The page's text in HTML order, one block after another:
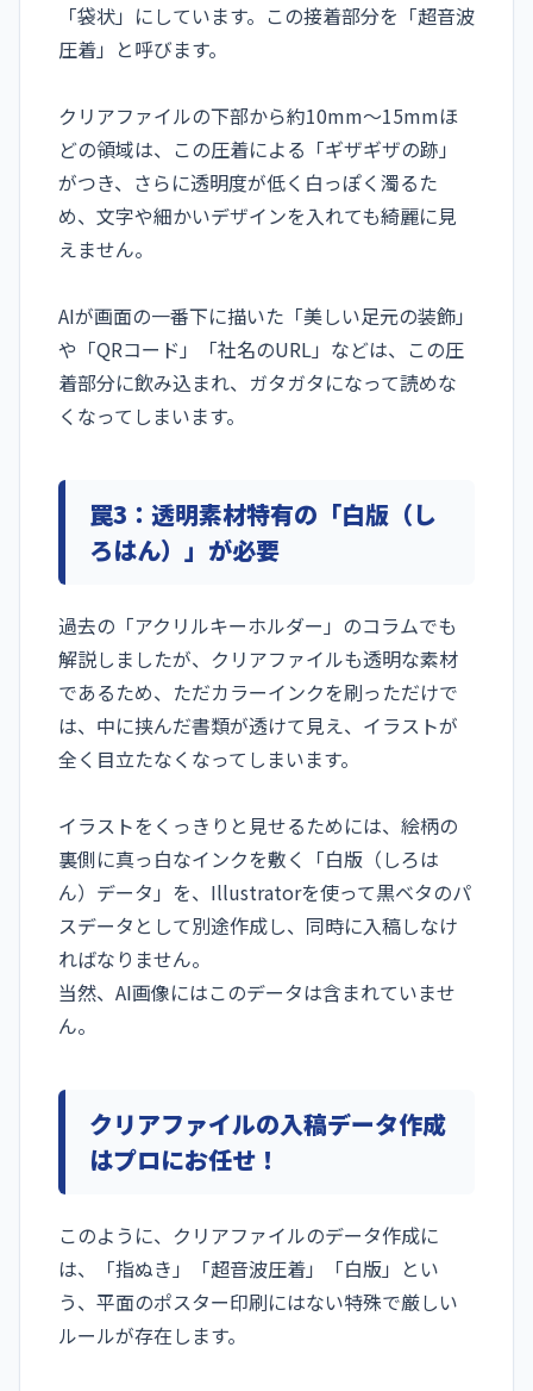
「袋状」にしています。この接着部分を「超音波
圧着」と呼びます。
クリアファイルの下部から約10mm〜15mmほ
どの領域は、この圧着による「ギザギザの跡」
がつき、さらに透明度が低く白っぽく濁るた
め、文字や細かいデザインを入れても綺麗に見
えません。
AIが画面の一番下に描いた「美しい足元の装飾」
や「QRコード」「社名のURL」などは、この圧
着部分に飲み込まれ、ガタガタになって読めな
くなってしまいます。
罠3：透明素材特有の「白版（し
ろはん）」が必要
過去の「アクリルキーホルダー」のコラムでも
解説しましたが、クリアファイルも透明な素材
であるため、ただカラーインクを刷っただけで
は、中に挟んだ書類が透けて見え、イラストが
全く目立たなくなってしまいます。
イラストをくっきりと見せるためには、絵柄の
裏側に真っ白なインクを敷く「白版（しろは
ん）データ」を、Illustratorを使って黒ベタのパ
スデータとして別途作成し、同時に入稿しなけ
ればなりません。
当然、AI画像にはこのデータは含まれていませ
ん。
クリアファイルの入稿データ作成
はプロにお任せ！
このように、クリアファイルのデータ作成に
は、「指ぬき」「超音波圧着」「白版」とい
う、平面のポスター印刷にはない特殊で厳しい
ルールが存在します。